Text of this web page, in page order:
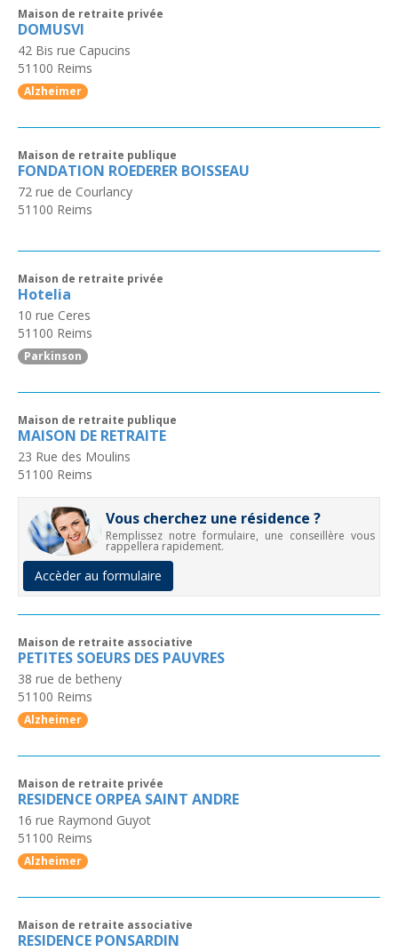
Maison de retraite privée
DOMUSVI
42 Bis rue Capucins
51100 Reims
Alzheimer
Maison de retraite publique
FONDATION ROEDERER BOISSEAU
72 rue de Courlancy
51100 Reims
Maison de retraite privée
Hotelia
10 rue Ceres
51100 Reims
Parkinson
Maison de retraite publique
MAISON DE RETRAITE
23 Rue des Moulins
51100 Reims
Vous cherchez une résidence ?
Remplissez notre formulaire, une conseillère vous
rappellera rapidement.
Accèder au formulaire
Maison de retraite associative
PETITES SOEURS DES PAUVRES
38 rue de betheny
51100 Reims
Alzheimer
Maison de retraite privée
RESIDENCE ORPEA SAINT ANDRE
16 rue Raymond Guyot
51100 Reims
Alzheimer
Maison de retraite associative
RESIDENCE PONSARDIN